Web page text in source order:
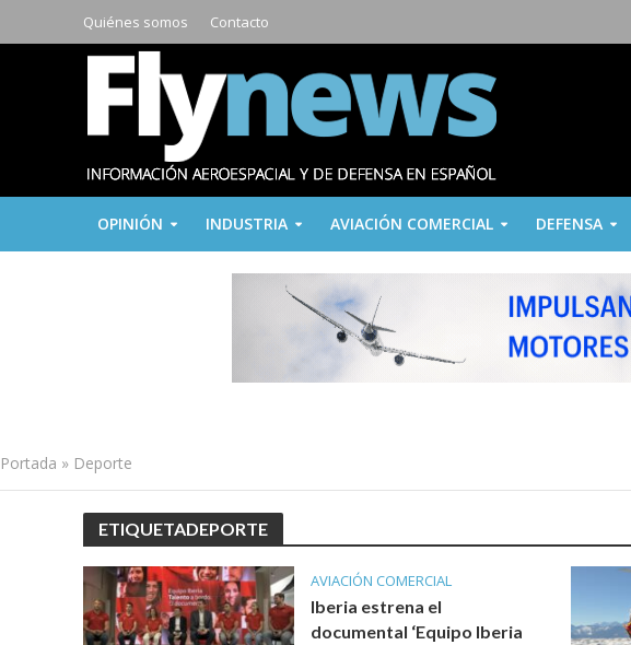
Quiénes somos Contacto
OPINIÓN INDUSTRIA AVIACIÓN COMERCIAL DEFENSA
Portada » Deporte
ETIQUETADEPORTE
AVIACIÓN COMERCIAL
Iberia estrena el
documental ‘Equipo Iberia